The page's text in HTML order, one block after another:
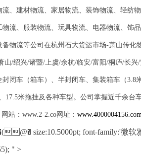
、建材物流、家居物流、装饰物流、轻纺
流、服装物流、玩具物流、电器物流、饰
物流等公司在杭州石大货运市场-萧山传化
山/绍兴/诸暨/上虞/余杭/临安/富阳/桐庐/长
封闭车（箱车）、半封闭车、集装箱车（3.8
17.5米拖挂及各种车型。公司掌握近千余
站：www.2-2.co网址：
size:10.5000pt; font-family:'微软雅
" >